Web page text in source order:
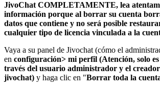
JivoChat COMPLETAMENTE, lea
información porque al borrar su cuenta
datos que contiene y no será posible
cualquier tipo de licencia vinculada a la
Vaya a su panel de Jivochat (cómo el
en configuración> mi perfil (Atención, solo
través del usuario administrador y el
jivochat) y haga clic en "Borrar toda la